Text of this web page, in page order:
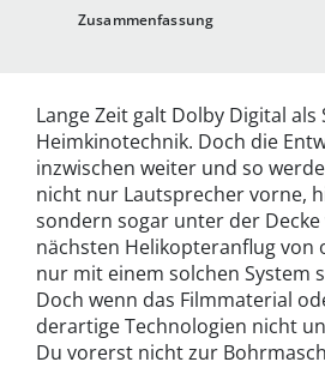
Zusammenfassung
Lange Zeit galt Dolby Digital
Heimkinotechnik. Doch die
inzwischen weiter und so
nicht nur Lautsprecher vorne,
sondern sogar unter der
nächsten Helikopteranflug von
nur mit einem solchen System
Doch wenn das Filmmaterial
derartige Technologien nicht
Du vorerst nicht zur